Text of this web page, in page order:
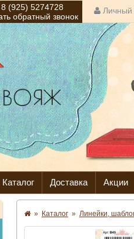
8 (925) 5274728
обратный звонок
Личный
Каталог Доставка Акции
» Каталог » Линейки,